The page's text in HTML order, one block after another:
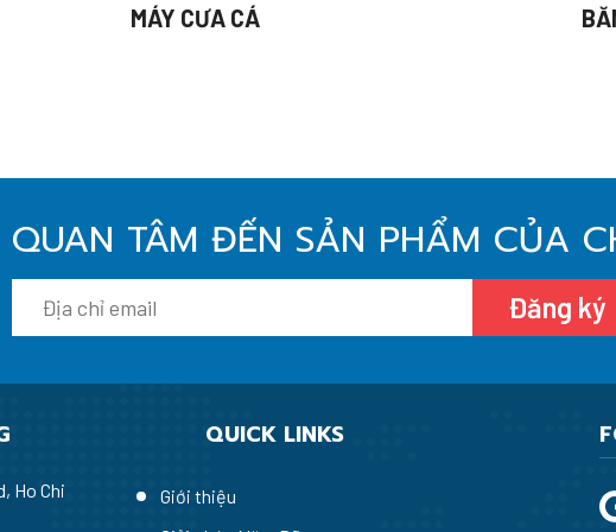
MÁY CƯA CÁ
TÂM ĐẾN SẢN PHẨM CỦA
Đăng ký
QUICK LINKS
Ho Chi
Giới thiệu